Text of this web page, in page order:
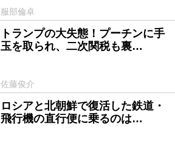
服部倫卓
トランプの大失態！プーチンに手
玉を取られ、二次関税も裏…
佐藤俊介
ロシアと北朝鮮で復活した鉄道・
飛行機の直行便に乗るのは…